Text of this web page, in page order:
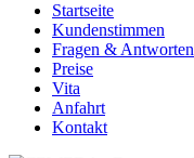
Startseite
Kundenstimmen
Fragen & Antworten
Preise
Vita
Anfahrt
Kontakt